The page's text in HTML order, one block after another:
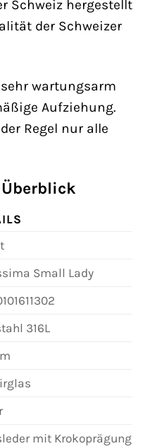
Schweiz hergestellt
der Schweizer
wartungsarm
Aufziehung.
Regel nur alle
Small Lady
316L
mit Krokoprägung